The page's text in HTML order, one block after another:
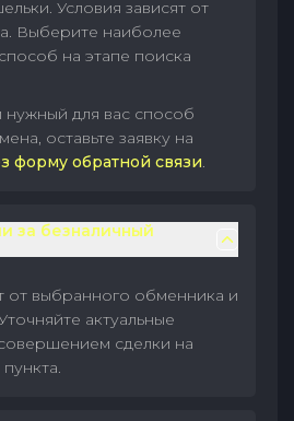
Условия зависят от
Выберите наиболее
на этапе поиска
для вас способ
оставьте заявку на
форму обратной связи.
за безналичный
от выбранного обменника и
актуальные
сделки на